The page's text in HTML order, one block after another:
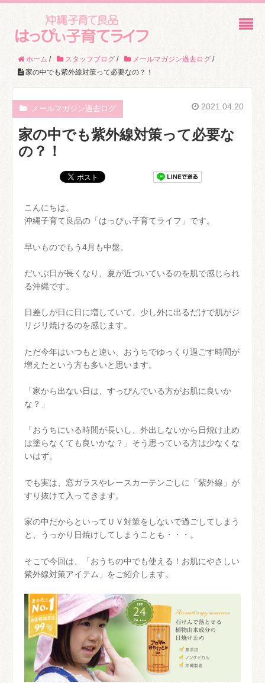
ホーム / スタッフブログ / メールマガジン過去ログ /
家の中でも紫外線対策って必要なの？！
メールマガジン過去ログ 2021.04.20
家の中でも紫外線対策って必要な
の？！
こんにちは。
沖縄子育て良品の「はっぴぃ子育てライフ」です。
早いものでもう4月も中盤。
だいぶ日が長くなり、夏が近づいているのを肌で感じられ
る沖縄です。
日差しが日に日に増していて、少し外に出るだけで肌がジ
リジリ焼けるのを感じます。
ただ今年はいつもと違い、おうちでゆっくり過ごす時間が
増えたという方も多いと思います。
「家から出ない日は、すっぴんでいる方がお肌に良いか
な？」
「おうちにいる時間が長いし、外出しないから日焼け止め
は塗らなくても良いかな？」そう思っている方は少なくな
いはず。
でも実は、窓ガラスやレースカーテンごしに「紫外線」が
すり抜けて入ってきます。
家の中だからといってＵＶ対策をしないで過ごしてしまう
と、うっかり日焼けしてしまうことも・・・。
そこで今回は、「おうちの中でも使える！お肌にやさしい
紫外線対策アイテム」をご紹介します。